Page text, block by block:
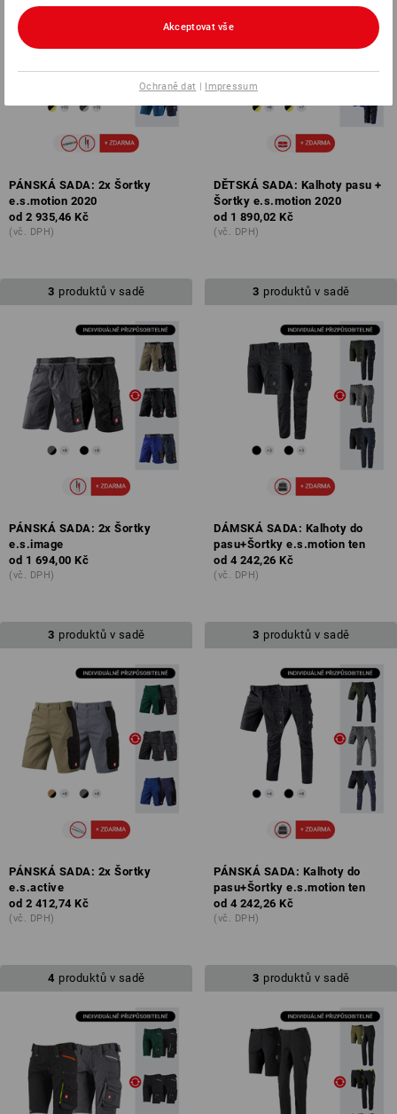
PÁNSKÁ SADA: 2x Šortky
e.s.motion 2020
od 2 935,46 Kč
(vč. DPH)
DĚTSKÁ SADA: Kalhoty pasu +
Šortky e.s.motion 2020
od 1 890,02 Kč
(vč. DPH)
3 produktů v sadě
PÁNSKÁ SADA: 2x Šortky
e.s.image
od 1 694,00 Kč
(vč. DPH)
3 produktů v sadě
DÁMSKÁ SADA: Kalhoty do
pasu+Šortky e.s.motion ten
od 4 242,26 Kč
(vč. DPH)
3 produktů v sadě
PÁNSKÁ SADA: 2x Šortky
e.s.active
od 2 412,74 Kč
(vč. DPH)
3 produktů v sadě
PÁNSKÁ SADA: Kalhoty do
pasu+Šortky e.s.motion ten
od 4 242,26 Kč
(vč. DPH)
4 produktů v sadě 3 produktů v sadě
Akceptovat vše
Ochraně dat | Impressum